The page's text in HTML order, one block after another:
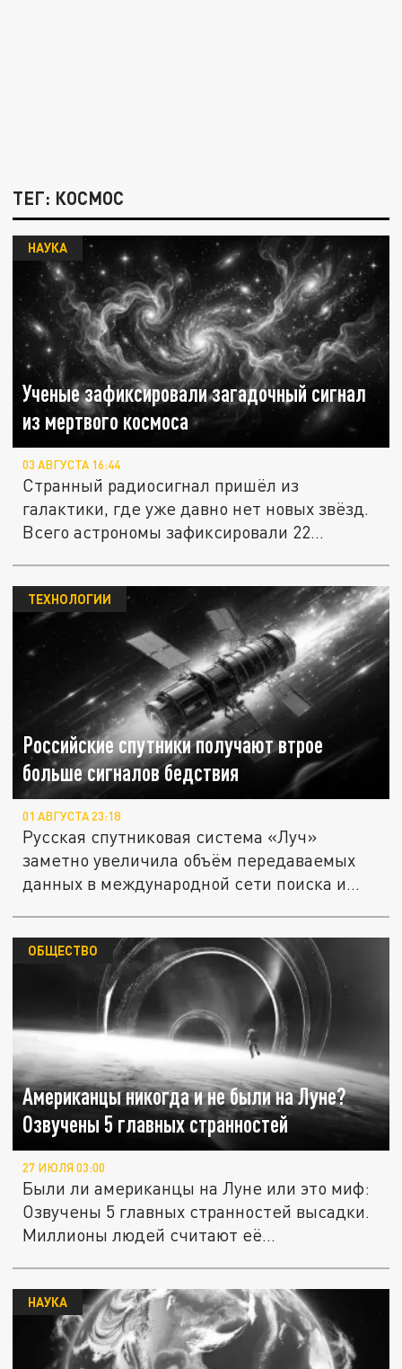
ТЕГ: КОСМОС
Ученые зафиксировали загадочный сигнал
из мертвого космоса
НАУКА
03 АВГУСТА 16:44
Странный радиосигнал пришёл из
галактики, где уже давно нет новых звёзд.
Всего астрономы зафиксировали 22...
Российские спутники получают втрое
больше сигналов бедствия
ТЕХНОЛОГИИ
01 АВГУСТА 23:18
Русская спутниковая система «Луч»
заметно увеличила объём передаваемых
данных в международной сети поиска и...
Американцы никогда и не были на Луне?
Озвучены 5 главных странностей
ОБЩЕСТВО
27 ИЮЛЯ 03:00
Были ли американцы на Луне или это миф:
Озвучены 5 главных странностей высадки.
Миллионы людей считают её...
НАУКА